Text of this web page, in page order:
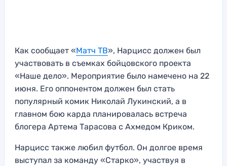
Как сообщает «Матч ТВ», Нарцисс должен был
участвовать в съемках бойцовского проекта
«Наше дело». Мероприятие было намечено на 22
июня. Его оппонентом должен был стать
популярный комик Николай Лукинский, а в
главном бою карда планировалась встреча
блогера Артема Тарасова с Ахмедом Криком.
Нарцисс также любил футбол. Он долгое время
выступал за команду «Старко», участвуя в